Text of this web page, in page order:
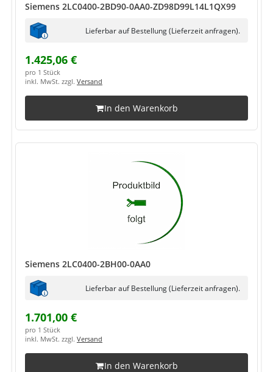
Siemens 2LC0400-2BD90-0AA0-ZD98D99L14L1QX99
Lieferbar auf Bestellung (Lieferzeit anfragen).
1.425,06 €
pro 1 Stück
inkl. MwSt. zzgl. Versand
In den Warenkorb
Siemens 2LC0400-2BH00-0AA0
Lieferbar auf Bestellung (Lieferzeit anfragen).
1.701,00 €
pro 1 Stück
inkl. MwSt. zzgl. Versand
In den Warenkorb